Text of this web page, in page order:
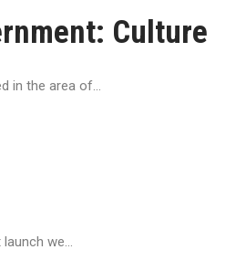
Culture
in the area of...
we...